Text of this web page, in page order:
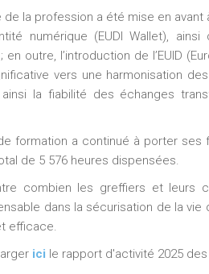
la profession a été mise en
numérique (EUDI Wallet), ainsi
outre, l’introduction de l’EUID
vers une harmonisation
ainsi la fiabilité des échanges
formation a continué à porter ses
de 5 576 heures dispensées.
combien les greffiers et leurs
dans la sécurisation de la
efficace.
ici le rapport d'activité 2025